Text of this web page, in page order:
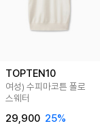
TOPTEN10
여성) 수피마코튼 폴로
스웨터
29,900 25%